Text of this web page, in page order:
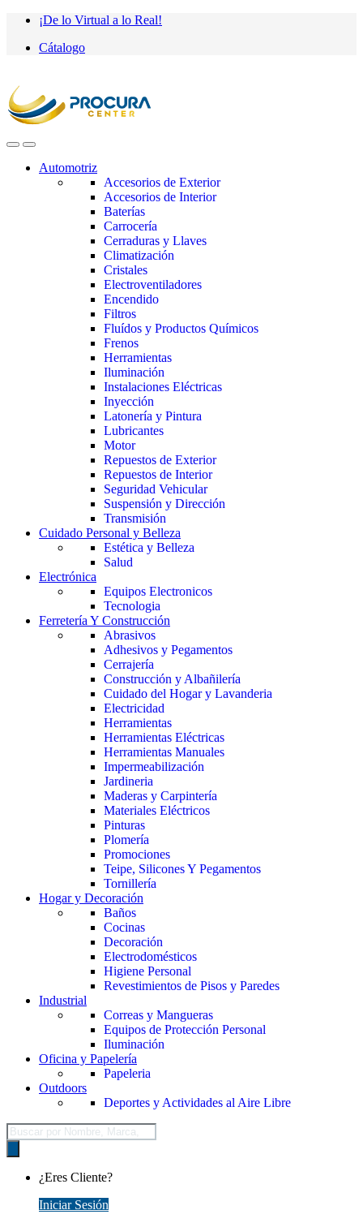
Saltar
navegación
saltar
contenido
¡De lo Virtual a lo Real!
Cátalogo
Automotriz
Accesorios de Exterior
Accesorios de Interior
Baterías
Carrocería
Cerraduras y Llaves
Climatización
Cristales
Electroventiladores
Encendido
Filtros
Fluídos y Productos Químicos
Frenos
Herramientas
Iluminación
Instalaciones Eléctricas
Inyección
Latonería y Pintura
Lubricantes
Motor
Repuestos de Exterior
Repuestos de Interior
Seguridad Vehicular
Suspensión y Dirección
Transmisión
Cuidado Personal y Belleza
Estética y Belleza
Salud
Electrónica
Equipos Electronicos
Tecnologia
Ferretería Y Construcción
Abrasivos
Adhesivos y Pegamentos
Cerrajería
Construcción y Albañilería
Cuidado del Hogar y Lavanderia
Electricidad
Herramientas
Herramientas Eléctricas
Herramientas Manuales
Impermeabilización
Jardineria
Maderas y Carpintería
Materiales Eléctricos
Pinturas
Plomería
Promociones
Teipe, Silicones Y Pegamentos
Tornillería
Hogar y Decoración
Baños
Cocinas
Decoración
Electrodomésticos
Higiene Personal
Revestimientos de Pisos y Paredes
Industrial
Correas y Mangueras
Equipos de Protección Personal
Iluminación
Oficina y Papelería
Papeleria
Outdoors
Deportes y Actividades al Aire Libre
Búsqueda
de
productos
¿Eres Cliente?
Iniciar Sesión